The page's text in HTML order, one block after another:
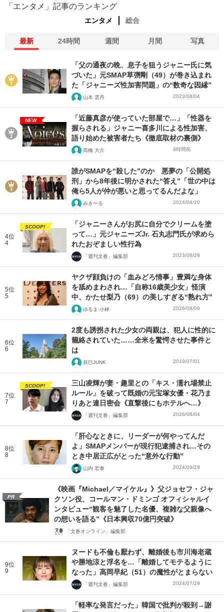
「エンタメ」記事のランキング
エンタメ 総合
最新 24時間 週間 月間 写真
「父の通夜の晩、息子を狙うジャニー氏に気
づいた」元SMAP草彅剛（49）が巻き込まれ
た「ジャニーズ性加害問題」の“数奇な因縁”
山本 雲丹 2023/08/04
NEW
「近藤真彦が使っていた部屋で…」「性器を
握らされる」ジャニー喜多川による性加害、
語り始めた被害者たち《徹底取材の裏側》
髙橋 大介 9時間前
誰がSMAPを“殺した”のか 悪夢の「公開処
刑」から8年後に明かされた“答え”「世の中は
俺ら5人が仲が悪いと思ってるんだよな」
みきーる 2024/04/20
4位
4
SCOOP!
「ジャニーさんがお尻に自分でクリームを塗
って…」元ジャニーズJr. 石丸志門氏が求めら
れたおぞましい性行為
「週刊文春」編集部 2023/06/28
5位
5
ヤクザ顔負けの「血みどろ情事」豊満な身体
を舐めまわされ…「自称16歳美少女」怪演
中、かたせ梨乃（69）の美しすぎる“熟れ方”
ゆるま 小林 2026/08/06
6位
6
2度も誘拐された少女の両親は、犯人に性的に
籠絡されていた……全米を驚愕させた事件と
は
辰巳JUNK 2019/07/01
7位
7
SCOOP!
三山凌輝が妻・趣里との「キス・濡れ場禁止
ルール」を破って既婚の元宝塚女優・花乃ま
りあと連日密会《直撃後にもホテルへ…》
「週刊文春」編集部 2026/08/04
8位
8
「肝心なときに、リーダーが何やってんだ
よ」SMAPメンバーが現行犯逮捕され…その
とき中居正広がとった“意外な行動”
山内 宏泰 2024/09/29
PR
《映画『Michael／マイケル』》父ジョセフ・ジャ
クソン役、コールマン・ドミンゴ オフィシャルイ
ンタビュー“観客を魅了した名優、複雑な父親像へ
の想いを語る”《日本興収70億円突破》
「文春オンライン」編集部
9位
9
ヌードも不倫も厭わず、離婚後も市川海老蔵
や勝地涼と浮名を…「離婚してモテるように
なった」高岡早紀（51）の魔性がとまらない
「週刊文春」編集部 2024/07/29
「軽率な発言だった」韓国で批判が殺到→謝